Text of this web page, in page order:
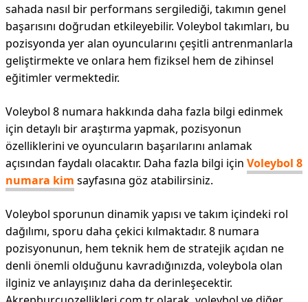
sahada nasıl bir performans sergilediği, takımın genel
başarısını doğrudan etkileyebilir. Voleybol takımları, bu
pozisyonda yer alan oyuncularını çeşitli antrenmanlarla
geliştirmekte ve onlara hem fiziksel hem de zihinsel
eğitimler vermektedir.
Voleybol 8 numara hakkında daha fazla bilgi edinmek
için detaylı bir araştırma yapmak, pozisyonun
özelliklerini ve oyuncuların başarılarını anlamak
açısından faydalı olacaktır. Daha fazla bilgi için Voleybol 8
numara kim sayfasına göz atabilirsiniz.
Voleybol sporunun dinamik yapısı ve takım içindeki rol
dağılımı, sporu daha çekici kılmaktadır. 8 numara
pozisyonunun, hem teknik hem de stratejik açıdan ne
denli önemli olduğunu kavradığınızda, voleybola olan
ilginiz ve anlayışınız daha da derinleşecektir.